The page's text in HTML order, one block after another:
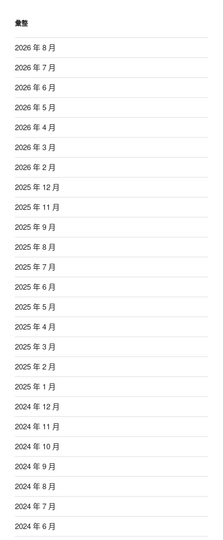
彙整
2026 年 8 月
2026 年 7 月
2026 年 6 月
2026 年 5 月
2026 年 4 月
2026 年 3 月
2026 年 2 月
2025 年 12 月
2025 年 11 月
2025 年 9 月
2025 年 8 月
2025 年 7 月
2025 年 6 月
2025 年 5 月
2025 年 4 月
2025 年 3 月
2025 年 2 月
2025 年 1 月
2024 年 12 月
2024 年 11 月
2024 年 10 月
2024 年 9 月
2024 年 8 月
2024 年 7 月
2024 年 6 月